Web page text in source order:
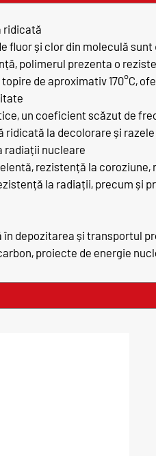
ridicată
fluor și clor din moleculă
polimerul prezenta o
de aproximativ 170°C,
un coeficient scăzut de
la decolorare și
radiații nucleare
rezistență la
la radiații, precum și
depozitarea și transportul
proiecte de energie